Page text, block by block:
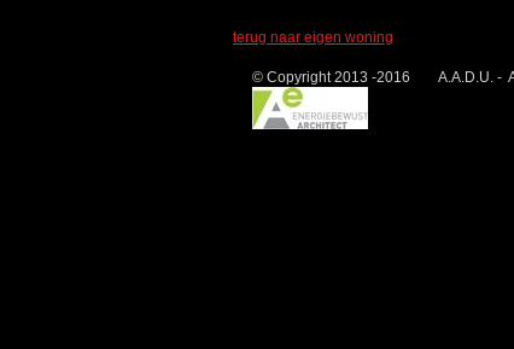
terug naar eigen woning
© Copyright 2013 -2016 A.A.D.U. -